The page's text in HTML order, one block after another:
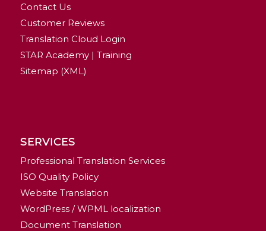
Contact Us
Customer Reviews
Translation Cloud Login
STAR Academy | Training
Sitemap (XML)
SERVICES
Professional Translation Services
ISO Quality Policy
Website Translation
WordPress / WPML localization
Document Translation